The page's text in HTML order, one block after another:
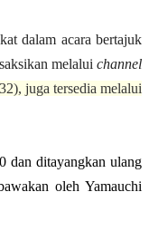
dalam acara bertajuk
melaluichannel
32), juga tersedia melalui
dan ditayangkan ulang
oleh Yamauchi